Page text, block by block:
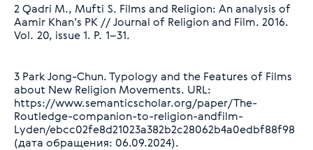
2 Qadri M., Mufti S. Films and Religion: An analysis of
Aamir Khan’s PK // Journal of Religion and Film. 2016.
Vol. 20, issue 1. P. 1–31.
3 Park Jong-Chun. Typology and the Features of Films
about New Religion Movements. URL:
https://www.semanticscholar.org/paper/The-
Routledge-companion-to-religion-andfilm-
Lyden/ebcc02fe8d21023a382b2c28062b4a0edbf88f98
(дата обращения: 06.09.2024).